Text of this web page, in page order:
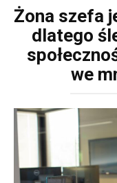
Żona szefa
dlatego
we